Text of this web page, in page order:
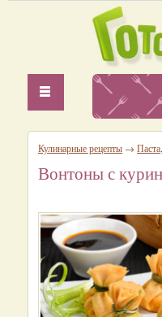
Кулинарные рецепты →
Вонтоны с